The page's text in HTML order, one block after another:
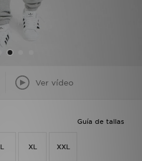
Ver vídeo
Guía de tallas
L XL XXL